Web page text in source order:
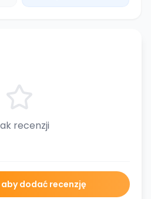
recenzji
dodać recenzję